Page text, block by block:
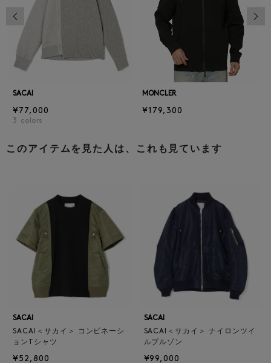
SACAI
¥77,000
3 colors
MONCLER
¥179,300
前の画像
このアイテムを見た人は、これも見ています
SACAI
SACAI＜サカイ＞ コンビネーシ
ョンTシャツ
¥52,800
SACAI
SACAI＜サカイ＞ ナイロンツイ
ルブルゾン
¥99,000